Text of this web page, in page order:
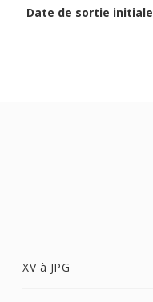
Date de sortie initiale
XV à JPG